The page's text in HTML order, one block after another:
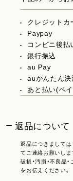
クレジットカ
Paypay
コンビニ後払
銀行振込
au Pay
auかんたん決
あと払い(ペ
返品について
返品につきまして
てご連絡お願いしま
破損・汚損・不良品
をお伝えください。